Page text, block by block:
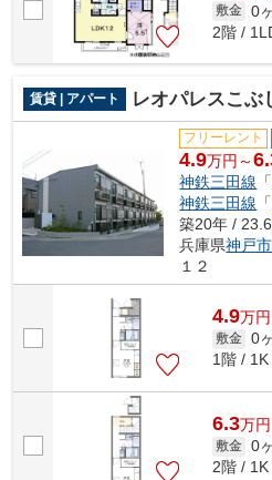
敷金 0
2階 /
賃貸 | アパート レオパレスこ
フリーレント
4.9万円～
神鉄三田線 「
神鉄三田線 「
築20年 /
兵庫県神戸
１２
4.9万円
敷金 0
1階 /
6.3万円
敷金 0
2階 /